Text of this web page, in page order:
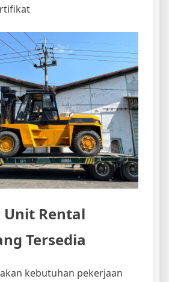
Unit Rental
Tersedia
kebutuhan pekerjaan